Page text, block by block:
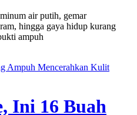
air putih, gemar
hingga gaya hidup kurang
ampuh
Ampuh Mencerahkan Kulit
Ini 16 Buah